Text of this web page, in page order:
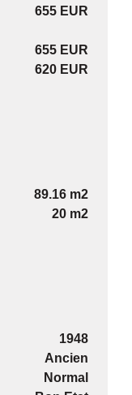
655 EUR
655 EUR
620 EUR
89.16 m2
20 m2
1948
Ancien
Normal